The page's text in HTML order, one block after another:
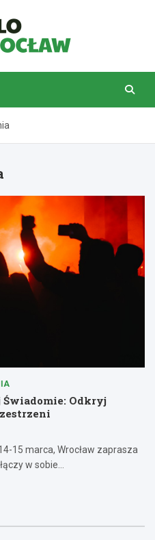
Odkryj
15 marca, Wrocław zaprasza
w sobie…